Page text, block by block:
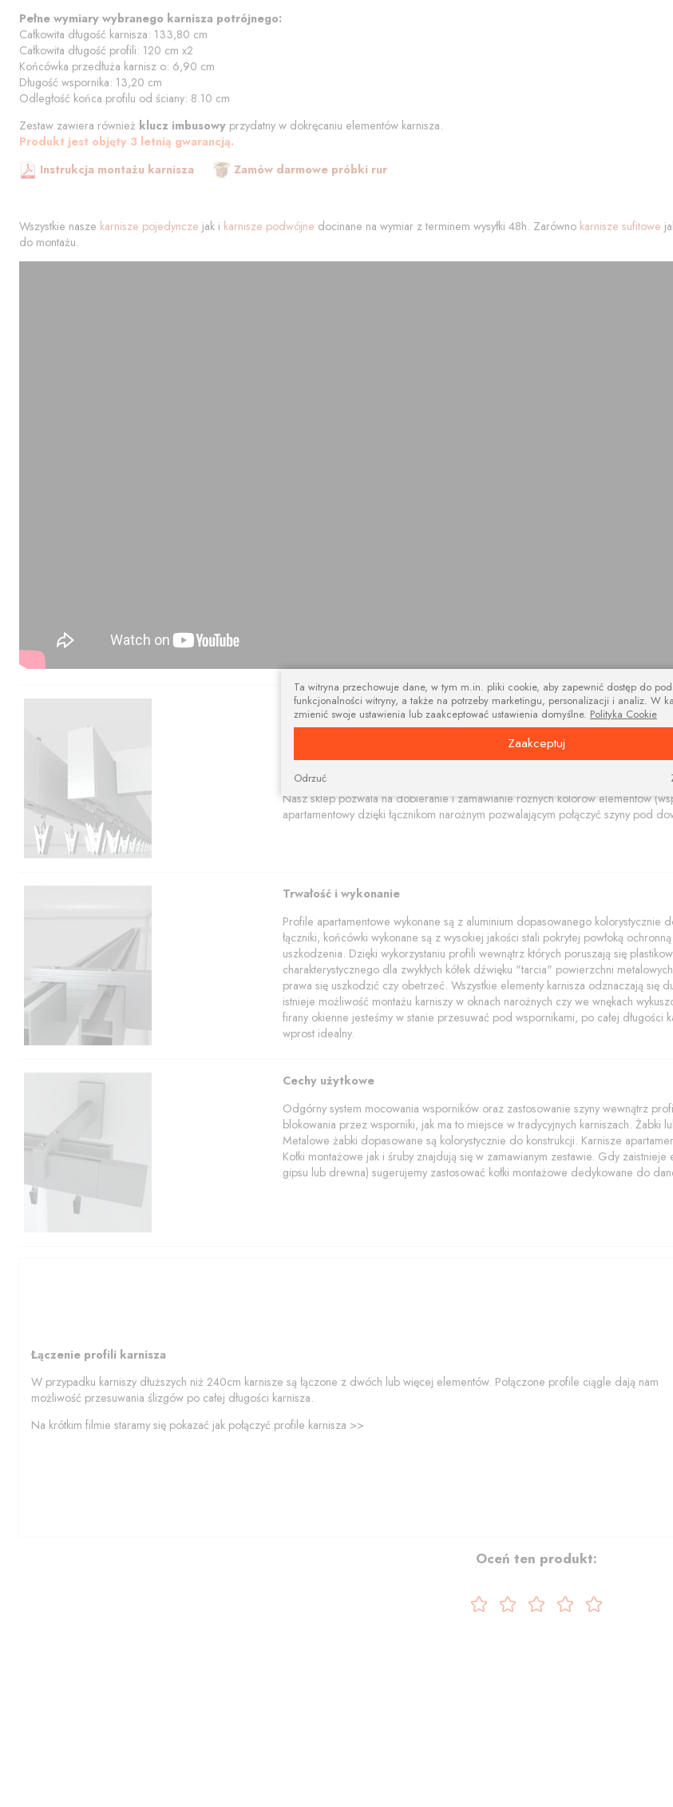
Pełne wymiary wybranego karnisza potrójnego:
Całkowita długość karnisza: 133,80 cm
Całkowita długość profili: 120 cm x2
Końcówka przedłuża karnisz o: 6,90 cm
Długość wspornika: 13,20 cm
Odległość końca profilu od ściany: 8.10 cm
Zestaw zawiera również klucz imbusowy przydatny w dokręcaniu elementów karnisza.
Produkt jest objęty 3 letnią gwarancją.
Instrukcja montażu karnisza
Zamów darmowe próbki rur
Wszystkie nasze karnisze pojedyncze jak i karnisze podwójne docinane na wymiar z terminem wysyłki 48h. Zarówno karnisze sufitowe
do montażu.
Nowoczesny design
Prostokątna szyna i nowoczesne wsporniki i tworzą niebanalną kompozycję
Karnisze apartamentowe polecamy w trzech kolorach: aluminium
profili w tym zakończenia z elementami kryształów Swarovskiego.
Nasz sklep pozwala na dobieranie i zamawianie różnych kolorów elementów
apartamentowy dzięki łącznikom narożnym pozwalającym połączyć szyny pod
Trwałość i wykonanie
Profile apartamentowe wykonane są z aluminium dopasowanego kolorystycznie
łączniki, końcówki wykonane są z wysokiej jakości stali pokrytej powłoką
uszkodzenia. Dzięki wykorzystaniu profili wewnątrz których poruszają się
charakterystycznego dla zwykłych kółek dźwięku "tarcia" powierzchni
prawa się uszkodzić czy obetrzeć. Wszystkie elementy karnisza odznaczają się
istnieje możliwość montażu karniszy w oknach narożnych czy we wnękach
firany okienne jesteśmy w stanie przesuwać pod wspornikami, po całej długości
wprost idealny.
Cechy użytkowe
Odgórny system mocowania wsporników oraz zastosowanie szyny wewnątrz
blokowania przez wsporniki, jak ma to miejsce w tradycyjnych karniszach. Żabki
Metalowe żabki dopasowane są kolorystycznie do konstrukcji. Karnisze
Kołki montażowe jak i śruby znajdują się w zamawianym zestawie. Gdy
gipsu lub drewna) sugerujemy zastosować kołki montażowe dedykowane do
Łączenie profili karnisza
W przypadku karniszy dłuższych niż 240cm karnisze są łączone z dwóch lub więcej elementów. Połączone profile ciągle dają nam
możliwość przesuwania ślizgów po całej długości karnisza.
Na krótkim filmie staramy się pokazać jak połączyć profile karnisza >>
Oceń ten produkt:
Ta witryna przechowuje dane, w tym m.in. pliki cookie, aby zapewnić dostęp do
funkcjonalności witryny, a także na potrzeby marketingu, personalizacji i analiz. W
zmienić swoje ustawienia lub zaakceptować ustawienia domyślne. Polityka Cookie
Zaakceptuj
Odrzuć